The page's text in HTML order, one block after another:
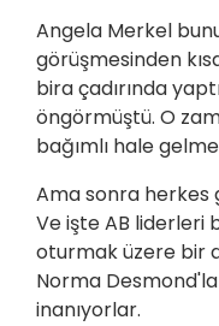
Angela Merkel
görüşmesinden
bira çadırında
öngörmüştü. O
bağımlı hale
Ama sonra herkes
Ve işte AB liderleri
oturmak üzere bir
Norma
inanıyorlar.